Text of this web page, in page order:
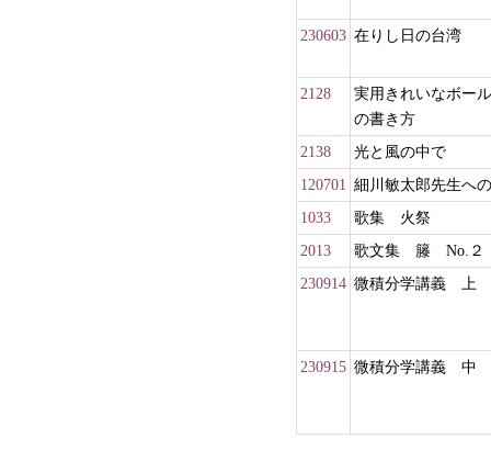
230603 在りし日の台湾
2128
実用きれいなボー
の書き方
2138
光と風の中で
120701 細川敏太郎先生へ
1033
歌集 火祭
2013
歌文集 籐 No.２
230914 微積分学講義 上
230915 微積分学講義 中